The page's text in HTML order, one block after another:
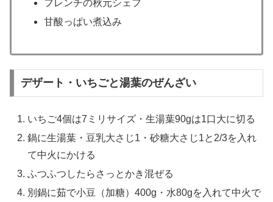
フレンチの秋元シェフ
甘酸っぱい煮込み
デザート・いちごと湯葉のぜんざい
いちご4個は7ミリサイズ・生湯葉90gは1口大に切る
鍋に生湯葉・豆乳大さじ1・砂糖大さじ1と2/3を入れ
て中火にかける
ふつふつしたらさっとかき混ぜる
別鍋に茹で小豆（加糖）400g・水80gを入れて中火で